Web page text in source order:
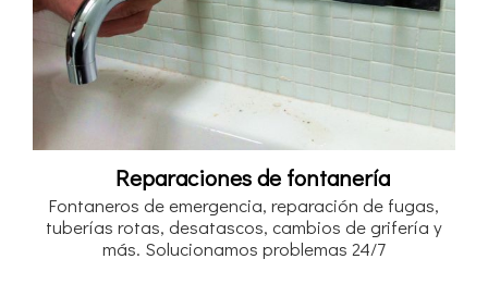
Reparaciones de fontanería
Fontaneros de emergencia, reparación de fugas,
tuberías rotas, desatascos, cambios de grifería y
más. Solucionamos problemas 24/7